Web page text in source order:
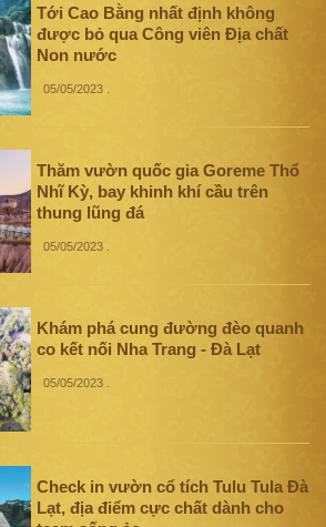
Tới Cao Bằng nhất định không
được bỏ qua Công viên Địa chất
Non nước
05/05/2023
Thăm vườn quốc gia Goreme Thổ
Nhĩ Kỳ, bay khinh khí cầu trên
thung lũng đá
05/05/2023
Khám phá cung đường đèo quanh
co kết nối Nha Trang - Đà Lạt
05/05/2023 .
Check in vườn cổ tích Tulu Tula Đà
Lạt, địa điểm cực chất dành cho